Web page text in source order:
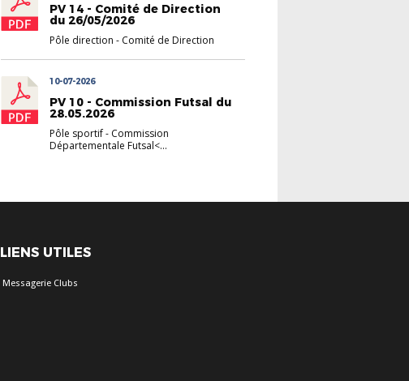
PV 14 - Comité de Direction
du 26/05/2026
Pôle direction - Comité de Direction
10-07-2026
PV 10 - Commission Futsal du
28.05.2026
Pôle sportif- Commission
Départementale Futsal<...
LIENS UTILES
Messagerie Clubs